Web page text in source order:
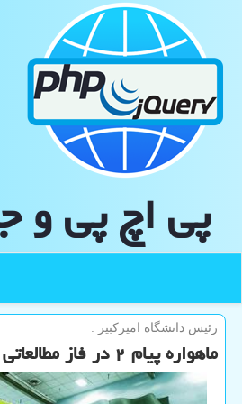
پی اچ پی و
رئیس دانشگاه امیركبیر :
ماهواره پیام ۲ در فاز مطالعاتی است